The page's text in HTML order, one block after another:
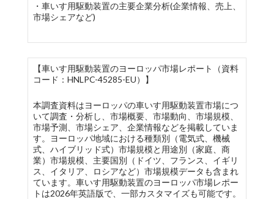
・車いす用駆動装置の主要企業分析(企業情報、売上、
市場シェアなど)
【車いす用駆動装置のヨーロッパ市場レポート（資料
コード：HNLPC-45285-EU）】
本調査資料はヨーロッパの車いす用駆動装置市場につ
いて調査・分析し、市場概要、市場動向、市場規模、
市場予測、市場シェア、企業情報などを掲載していま
す。ヨーロッパ地域における種類別（電気式、機械
式、ハイブリッド式）市場規模と用途別（家庭、商
業）市場規模、主要国別（ドイツ、フランス、イギリ
ス、イタリア、ロシアなど）市場規模データも含まれ
ています。車いす用駆動装置のヨーロッパ市場レポー
トは2026年英語版で、一部カスタマイズも可能です。